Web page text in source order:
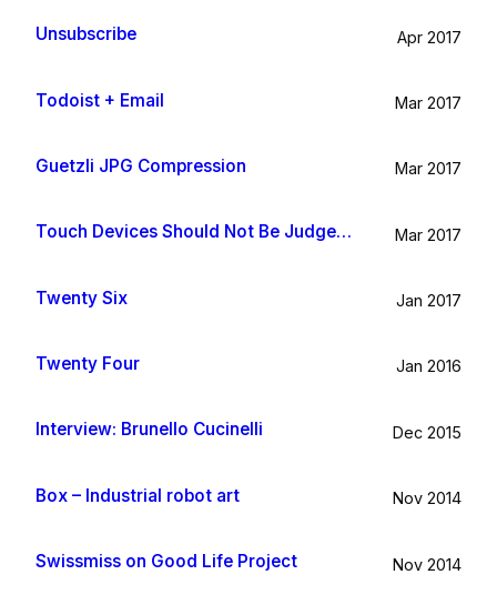
Unsubscribe Apr 2017
Todoist + Email Mar 2017
Guetzli JPG Compression Mar 2017
Touch Devices Should Not Be Judged By Their Size Mar 2017
Twenty Six Jan 2017
Twenty Four Jan 2016
Interview: Brunello Cucinelli Dec 2015
Box – Industrial robot art Nov 2014
Swissmiss on Good Life Project Nov 2014